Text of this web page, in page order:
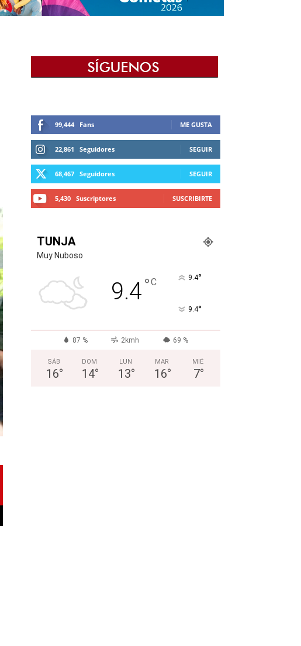
99,444 Fans ME GUSTA
22,861 Seguidores SEGUIR
68,467 Seguidores SEGUIR
5,430 Suscriptores SUSCRIBIRTE
TUNJA
Muy Nuboso
9.4°C 9.4°
9.4°
87 % 2kmh 69 %
SÁB
16°
DOM
14°
LUN
13°
MAR
16°
MIÉ
7°